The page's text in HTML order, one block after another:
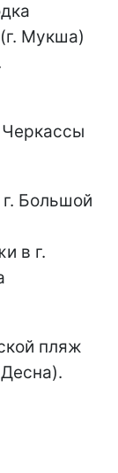
Мукша)
Большой
в г.
пляж